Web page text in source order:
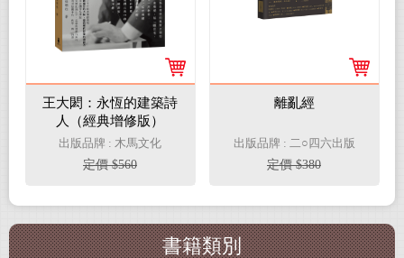
王大閎：永恆的建築詩
人（經典增修版）
出版品牌 : 木馬文化
定價 $560
離亂經
出版品牌 : 二○四六出版
定價 $380
書籍類別